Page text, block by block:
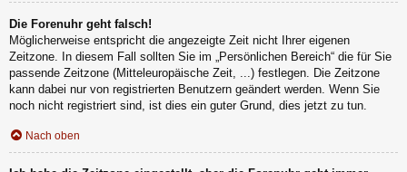
Die Forenuhr geht falsch!
Möglicherweise entspricht die angezeigte Zeit nicht Ihrer eigenen
Zeitzone. In diesem Fall sollten Sie im „Persönlichen Bereich“ die für Sie
passende Zeitzone (Mitteleuropäische Zeit, ...) festlegen. Die Zeitzone
kann dabei nur von registrierten Benutzern geändert werden. Wenn Sie
noch nicht registriert sind, ist dies ein guter Grund, dies jetzt zu tun.
Nach oben